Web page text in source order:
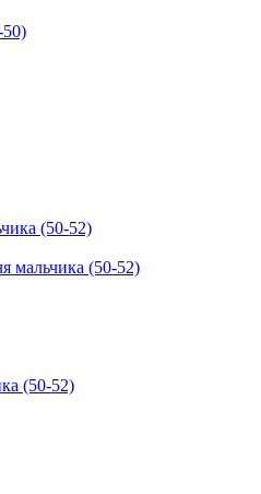
мальчика (50-52)
(50-52)